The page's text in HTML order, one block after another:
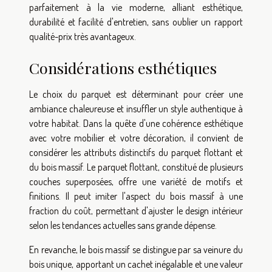
parfaitement à la vie moderne, alliant esthétique,
durabilité et facilité d'entretien, sans oublier un rapport
qualité-prix très avantageux.
Considérations esthétiques
Le choix du parquet est déterminant pour créer une
ambiance chaleureuse et insuffler un style authentique à
votre habitat. Dans la quête d'une cohérence esthétique
avec votre mobilier et votre décoration, il convient de
considérer les attributs distinctifs du parquet flottant et
du bois massif. Le parquet flottant, constitué de plusieurs
couches superposées, offre une variété de motifs et
finitions. Il peut imiter l'aspect du bois massif à une
fraction du coût, permettant d'ajuster le design intérieur
selon les tendances actuelles sans grande dépense.
En revanche, le bois massif se distingue par sa veinure du
bois unique, apportant un cachet inégalable et une valeur